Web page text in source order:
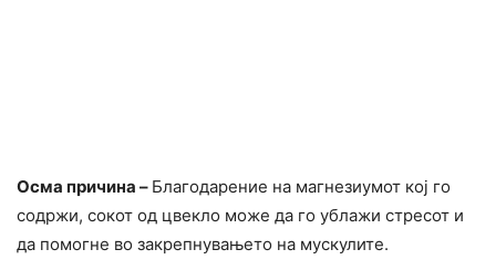
Осма причина – Благодарение на магнезиумот кој го
содржи, сокот од цвекло може да го ублажи стресот и
да помогне во закрепнувањето на мускулите.